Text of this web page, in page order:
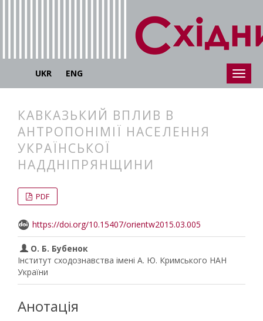
UKR ENG
КАВКАЗЬКИЙ ВПЛИВ В
АНТРОПОНІМІЇ НАСЕЛЕННЯ
УКРАЇНСЬКОЇ
НАДДНІПРЯНЩИНИ
PDF
https://doi.org/10.15407/orientw2015.03.005
О. Б. Бубенок
Інститут сходознавства імені А. Ю. Кримського НАН
України
Анотація